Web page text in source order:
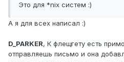
Это для *nix систем :)
А я для всех написал :)
D_PARKER, К флещгету есть
отправляешь письмо и она